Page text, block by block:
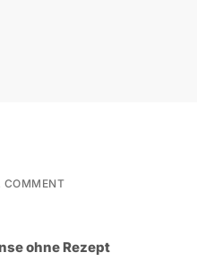
COMMENTON
ONLINE
ohne Rezept